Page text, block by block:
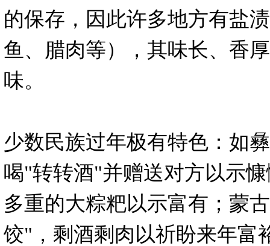
的保存，因此许多地方有盐
鱼、腊肉等），其味长、香
味。
少数民族过年极有特色：如
喝"转转酒"并赠送对方以示
多重的大粽粑以示富有；蒙
饺"，剩酒剩肉以祈盼来年富